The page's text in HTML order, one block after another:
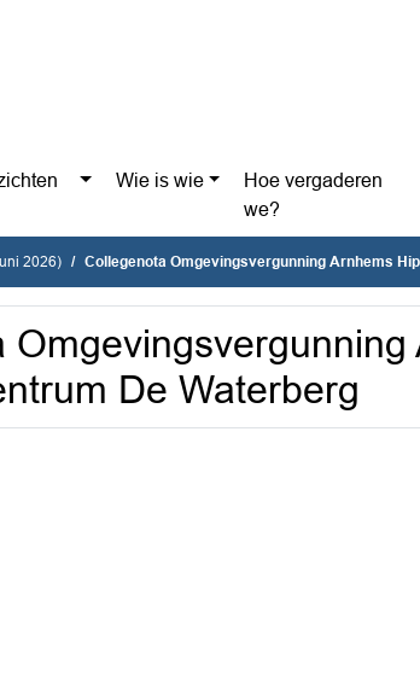
Wie is wie
Hoe vergaderen
we?
2026) Collegenota Omgevingsvergunning Arnhems Hippisch
Omgevingsvergunning
De Waterberg